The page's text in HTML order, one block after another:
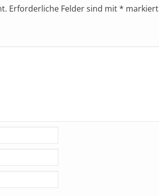
Erforderliche Felder sind mit* markiert